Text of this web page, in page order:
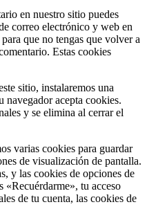
en nuestro sitio puedes
correo electrónico y web en
que no tengas que volver a
Estas cookies
sitio, instalaremos una
navegador acepta cookies.
y se elimina al cerrar el
varias cookies para guardar
de visualización de pantalla.
y las cookies de opciones de
«Recuérdarme», tu acceso
de tu cuenta, las cookies de